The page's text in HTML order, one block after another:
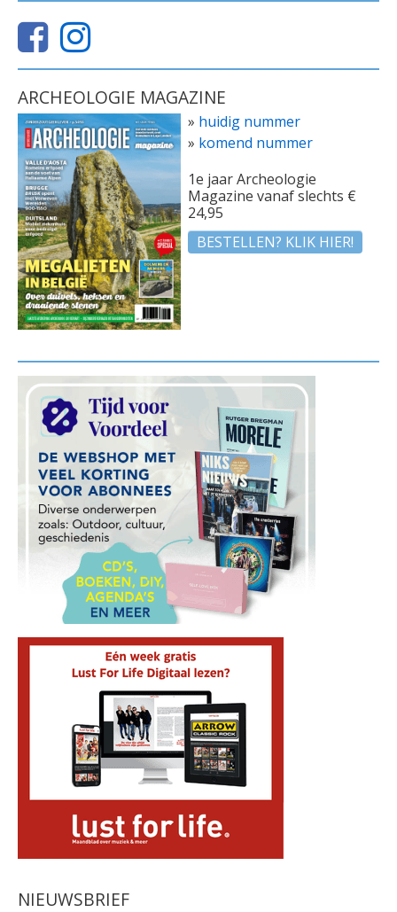
ARCHEOLOGIE MAGAZINE
» huidig nummer
» komend nummer
1e jaar Archeologie
Magazine vanaf slechts €
24,95
BESTELLEN? KLIK HIER!
NIEUWSBRIEF